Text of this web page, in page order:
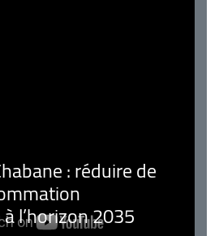
: réduire de
l’horizon 2035